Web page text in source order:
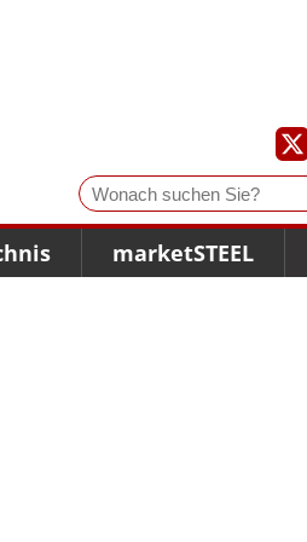
Suche
marketSTEEL